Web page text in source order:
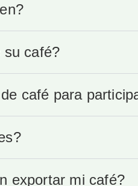
su café?
café para
exportar mi café?